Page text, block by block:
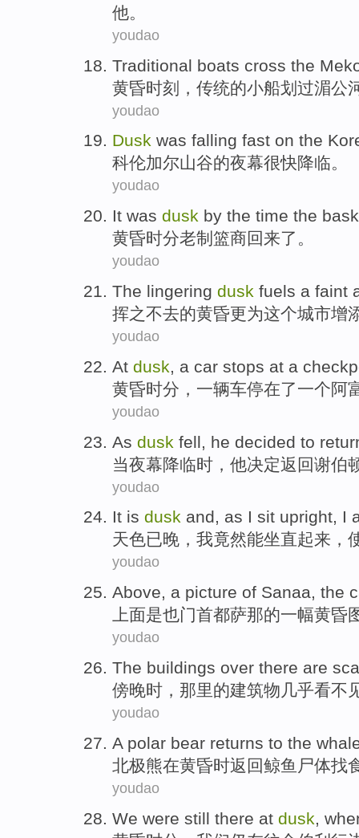
他。
youdao
Traditional boats cross the
黄昏时刻， 传统的小船划过湄公
youdao
Dusk was falling fast on the
科伦加尔山谷的夜幕很快降临。
youdao
It was dusk by the time the
黄昏时分老制篮商回来了。
youdao
The lingering dusk fuels a faint
挥之不去的黄昏更为这个城市增
youdao
At dusk, a car stops at a
黄昏时分， 一辆车停在了一个阿
youdao
As dusk fell, he decided to
当夜幕降临时， 他决定返回谢伯
youdao
It is dusk and, as I sit upright, I
天色已晚 ， 我竟然能坐直起来 ，
youdao
Above, a picture of Sanaa, the
上面是也门首都萨那的一幅黄昏
youdao
The buildings over there are
傍晚时 ， 那里的建筑物 几乎看不
youdao
A polar bear returns to the
北极熊在黄昏时返回鲸鱼 尸体找
youdao
We were still there at dusk ,